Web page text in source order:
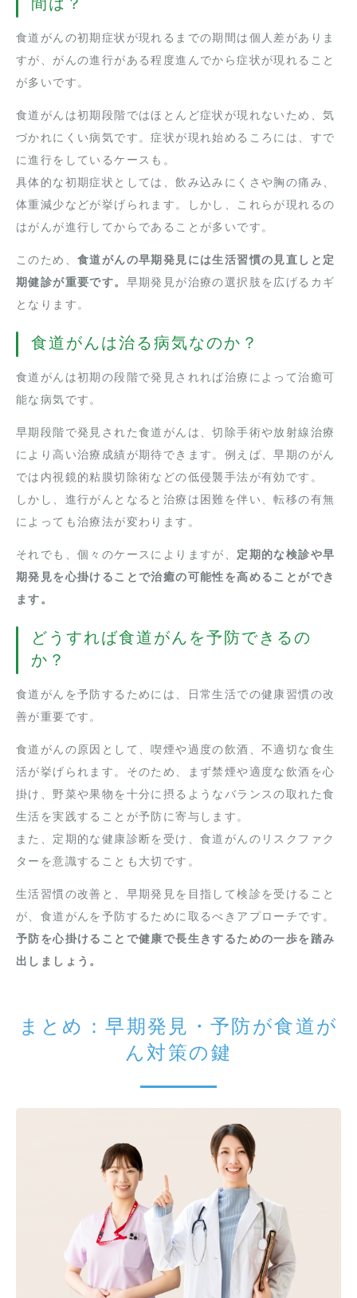
食道がんの初期症状が現れるまでの期間は個人差がありま
すが、がんの進行がある程度進んでから症状が現れること
が多いです。
食道がんは初期段階ではほとんど症状が現れないため、気
づかれにくい病気です。症状が現れ始めるころには、すで
に進行をしているケースも。
具体的な初期症状としては、飲み込みにくさや胸の痛み、
体重減少などが挙げられます。しかし、これらが現れるの
はがんが進行してからであることが多いです。
このため、 食道がんの早期発見には生活習慣の見直しと定
期健診が重要です。 早期発見が治療の選択肢を広げるカギ
となります。
食道がんは治る病気なのか？
食道がんは初期の段階で発見されれば治療によって治癒可
能な病気です。
早期段階で発見された食道がんは、切除手術や放射線治療
により高い治療成績が期待できます。例えば、早期のがん
では内視鏡的粘膜切除術などの低侵襲手法が有効です。
しかし、進行がんとなると治療は困難を伴い、転移の有無
によっても治療法が変わります。
それでも、個々のケースによりますが、 定期的な検診や早
期発見を心掛けることで治癒の可能性を高めることができ
ます。
どうすれば食道がんを予防できるの
か？
食道がんを予防するためには、日常生活での健康習慣の改
善が重要です。
食道がんの原因として、喫煙や過度の飲酒、不適切な食生
活が挙げられます。そのため、まず禁煙や適度な飲酒を心
掛け、野菜や果物を十分に摂るようなバランスの取れた食
生活を実践することが予防に寄与します。
また、定期的な健康診断を受け、食道がんのリスクファク
ターを意識することも大切です。
生活習慣の改善と、早期発見を目指して検診を受けること
が、食道がんを予防するために取るべきアプローチです。
予防を心掛けることで健康で長生きするための一歩を踏み
出しましょう。
まとめ：早期発見・予防が食道が
ん対策の鍵